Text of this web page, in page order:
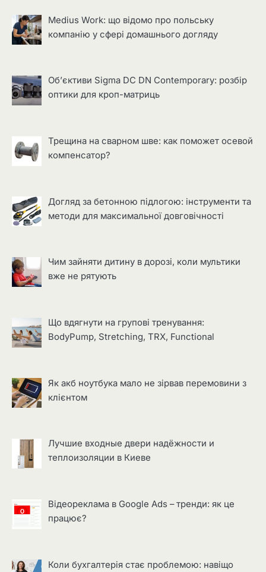
Medius Work: що відомо про польську
компанію у сфері домашнього догляду
Об’єктиви Sigma DC DN Contemporary: розбір
оптики для кроп-матриць
Трещина на сварном шве: как поможет осевой
компенсатор?
Догляд за бетонною підлогою: інструменти та
методи для максимальної довговічності
Чим зайняти дитину в дорозі, коли мультики
вже не рятують
Що вдягнути на групові тренування:
BodyPump, Stretching, TRX, Functional
Як акб ноутбука мало не зірвав перемовини з
клієнтом
Лучшие входные двери надёжности и
теплоизоляции в Киеве
Відеореклама в Google Ads – тренди: як це
працює?
Коли бухгалтерія стає проблемою: навіщо